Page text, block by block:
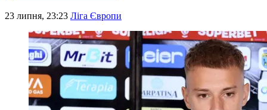
23 липня, 23:23 Ліга Європи